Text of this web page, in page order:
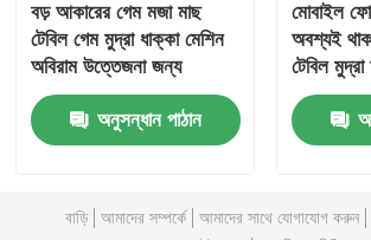
বড় আকারের গেম মজা মাছ
টেবিল গেম মুদ্রা ধাক্কা মেশিন
অবিরাম উত্তেজনা জন্য
অনুসন্ধান পাঠান
মোবাইল
অবশ্যই
টেবিল
অবিরাম
বাড়ি আমাদের সম্পর্কে আমাদের সাথে যোগাযোগ করুন